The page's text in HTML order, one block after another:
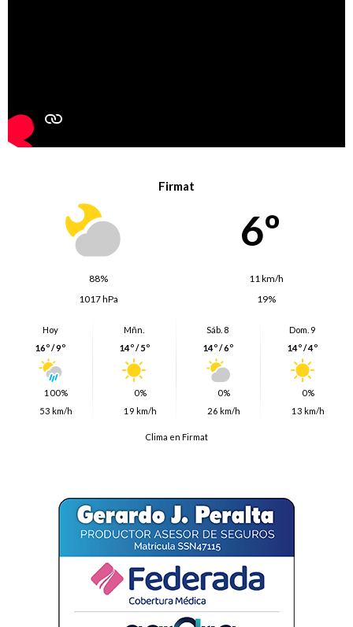
Firmat
6º
88%
11 km/h
1017 hPa
19%
Hoy
16º / 9º
100%
53 km/h
Mñn.
14º / 5º
0%
19 km/h
Sáb. 8
14º / 6º
0%
26 km/h
Dom. 9
14º / 4º
0%
13 km/h
Clima en Firmat